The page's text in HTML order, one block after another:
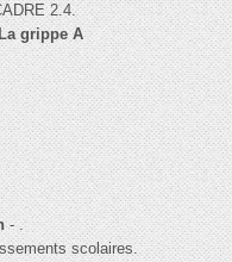
2.4.
La grippe A
- .
scolaires.